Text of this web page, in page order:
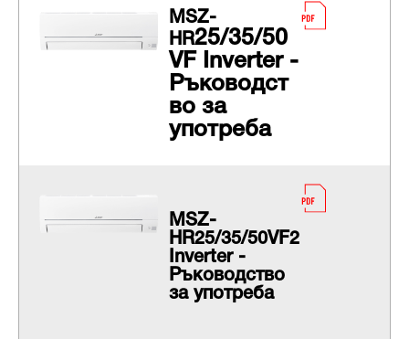
MSZ-
HR25/35/50
VF Inverter -
Ръководст
во за
употреба
MSZ-
HR25/35/50VF2
Inverter -
Ръководство
за употреба